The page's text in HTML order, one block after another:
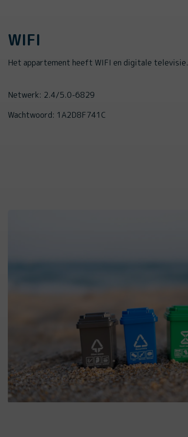
WIFI
Het appartement heeft WIFI en digitale televisie.
Netwerk: 2.4/5.0-6829
Wachtwoord: 1A2D8F741C